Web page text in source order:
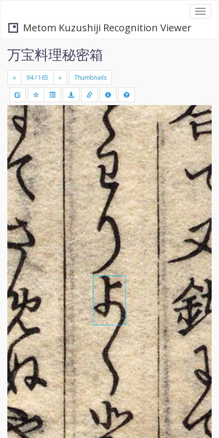
Metom Kuzushiji Recognition Viewer
万宝料理秘密箱
« » Thumbnails
+
-
Draw
a